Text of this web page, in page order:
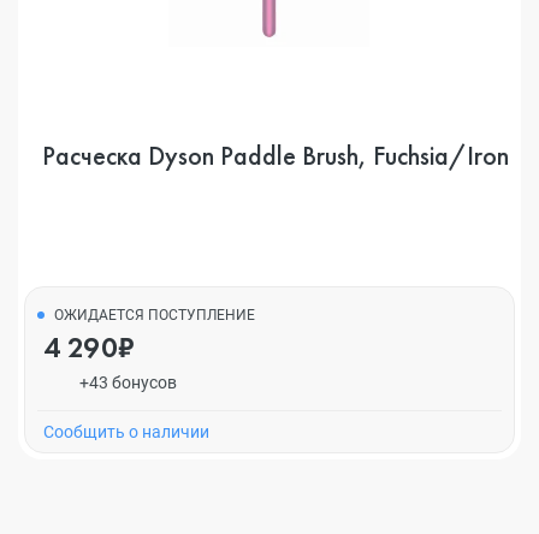
Расческа Dyson Paddle Brush, Fuchsia/Iron
ОЖИДАЕТСЯ ПОСТУПЛЕНИЕ
4 290₽
+43 бонусов
Cообщить о наличии